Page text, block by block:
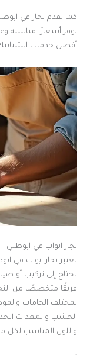
كما تقدم نجار في
توفر أسعارًا مناسبة
أفضل خدمات
نجار ابواب في ابوظبي
يعتبر نجار ابواب في
يحتاج إلى تركيب أو
فريقًا متخصصًا من
بمختلف الخامات
الخشب والمعدات
واللون المناسب لكل